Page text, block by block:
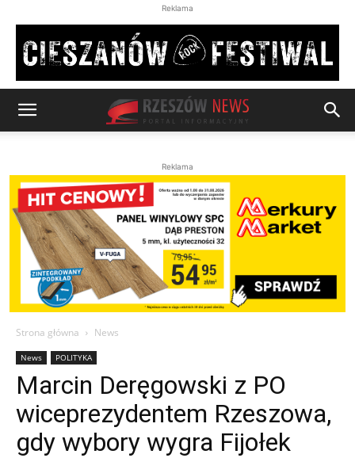
Reklama
Reklama
Strona główna News
News POLITYKA
Marcin Deręgowski z PO
wiceprezydentem Rzeszowa,
gdy wybory wygra Fijołek